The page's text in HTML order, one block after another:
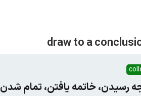
رسیدن، خاتمه یافتن، تمام شدن